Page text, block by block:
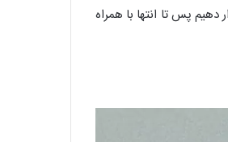
دهیم پس تا انتها با همراه